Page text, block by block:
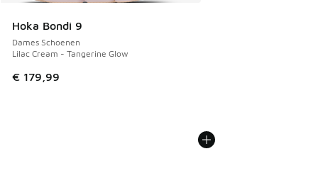
Hoka Bondi 9
Dames Schoenen
Lilac Cream - Tangerine Glow
€ 179,99